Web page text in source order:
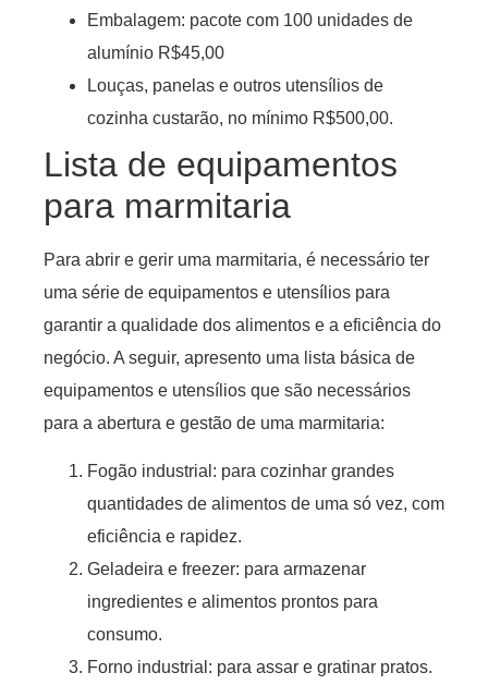
Embalagem: pacote com 100 unidades de
alumínio R$45,00
Louças, panelas e outros utensílios de
cozinha custarão, no mínimo R$500,00.
Lista de equipamentos
para marmitaria
Para abrir e gerir uma marmitaria, é necessário ter
uma série de equipamentos e utensílios para
garantir a qualidade dos alimentos e a eficiência do
negócio. A seguir, apresento uma lista básica de
equipamentos e utensílios que são necessários
para a abertura e gestão de uma marmitaria:
Fogão industrial: para cozinhar grandes
quantidades de alimentos de uma só vez, com
eficiência e rapidez.
Geladeira e freezer: para armazenar
ingredientes e alimentos prontos para
consumo.
Forno industrial: para assar e gratinar pratos.